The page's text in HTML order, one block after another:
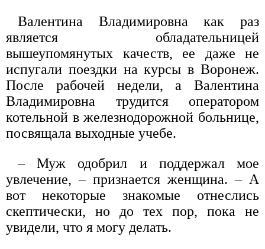
Валентина Владимировна как раз
является обладательницей
вышеупомянутых качеств, ее даже не
испугали поездки на курсы в Воронеж.
После рабочей недели, а Валентина
Владимировна трудится оператором
котельной в железнодорожной больнице,
посвящала выходные учебе.
– Муж одобрил и поддержал мое
увлечение, – признается женщина. – А
вот некоторые знакомые отнеслись
скептически, но до тех пор, пока не
увидели, что я могу делать.